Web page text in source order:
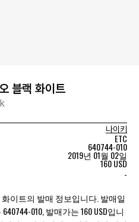
블랙 화이트
나이키
ETC
640744-010
2019년 01월 02일
160 USD
-
이트의 발매 정보입니다. 발매일
010, 발매가는 160 USD입니